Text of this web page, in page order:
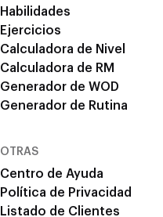
Habilidades
Ejercicios
Calculadora de Nivel
Calculadora de RM
Generador de WOD
Generador de Rutina
OTRAS
Centro de Ayuda
Política de Privacidad
Listado de Clientes